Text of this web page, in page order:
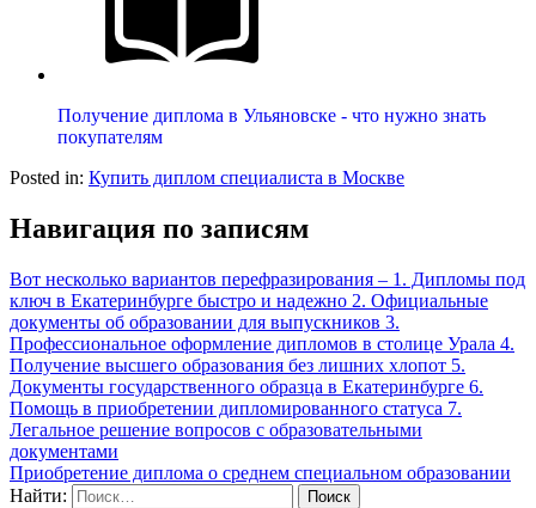
Получение диплома в Ульяновске - что нужно знать
покупателям
Posted in: Купить диплом специалиста в Москве
Навигация по записям
Вот несколько вариантов перефразирования – 1. Дипломы под
ключ в Екатеринбурге быстро и надежно 2. Официальные
документы об образовании для выпускников 3.
Профессиональное оформление дипломов в столице Урала 4.
Получение высшего образования без лишних хлопот 5.
Документы государственного образца в Екатеринбурге 6.
Помощь в приобретении дипломированного статуса 7.
Легальное решение вопросов с образовательными
документами
Приобретение диплома о среднем специальном образовании
Найти: